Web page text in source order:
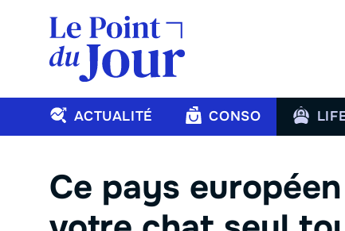
contenu
ACTUALITÉ CONSO
Ce pays